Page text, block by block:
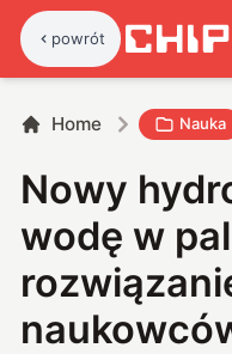
powrót
Home Nauka
Nowy
wodę w